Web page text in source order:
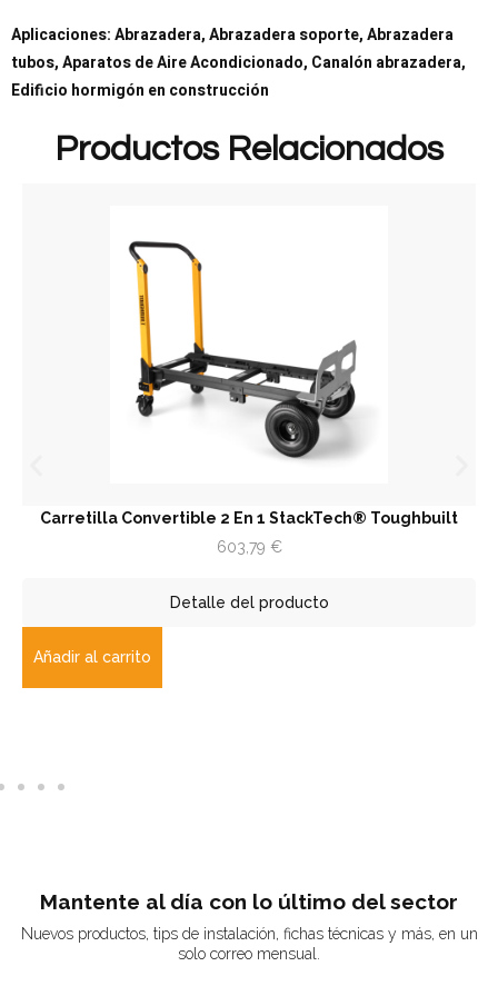
Aplicaciones: Abrazadera, Abrazadera soporte, Abrazadera
tubos, Aparatos de Aire Acondicionado, Canalón abrazadera,
Edificio hormigón en construcción
Productos Relacionados
Convertible 2 En 1 StackTech® Toughbuilt
Detalle del producto
al carrito
Mantente al día con lo último del sector
Nuevos productos, tips de instalación, fichas técnicas y más, en un
solo correo mensual.